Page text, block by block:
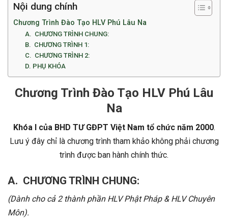
Nội dung chính
Chương Trình Đào Tạo HLV Phú Lâu Na
A. CHƯƠNG TRÌNH CHUNG:
B. CHƯƠNG TRÌNH 1:
C. CHƯƠNG TRÌNH 2:
D. PHỤ KHÓA
Chương Trình Đào Tạo HLV Phú Lâu
Na
Khóa I của BHD TƯ GĐPT Việt Nam tổ chức năm 2000.
Lưu ý đây chỉ là chương trình tham khảo không phải chương
trình được ban hành chính thức.
A. CHƯƠNG TRÌNH CHUNG:
(Dành cho cả 2 thành phần HLV Phật Pháp & HLV Chuyên
Môn).